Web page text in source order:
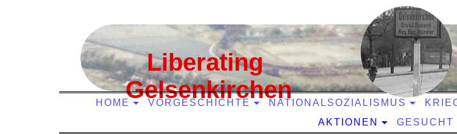
Liberating
Gelsenkirchen
HOME VORGESCHICHTE NATIONALSOZIALISMUS
AKTIONEN
GESUCHT